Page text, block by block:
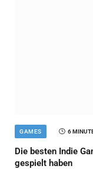
GAMES 6
Die besten Indie
gespielt haben